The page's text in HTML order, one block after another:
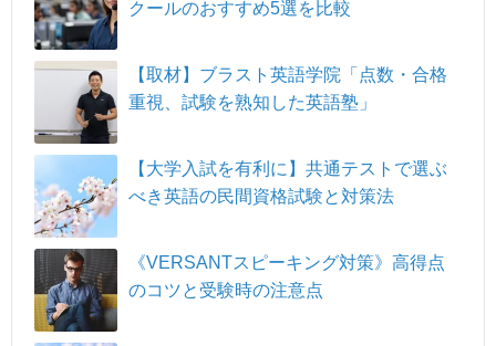
クールのおすすめ5選を比較
【取材】ブラスト英語学院「点数・合格
重視、試験を熟知した英語塾」
【大学入試を有利に】共通テストで選ぶ
べき英語の民間資格試験と対策法
《VERSANTスピーキング対策》高得点
のコツと受験時の注意点